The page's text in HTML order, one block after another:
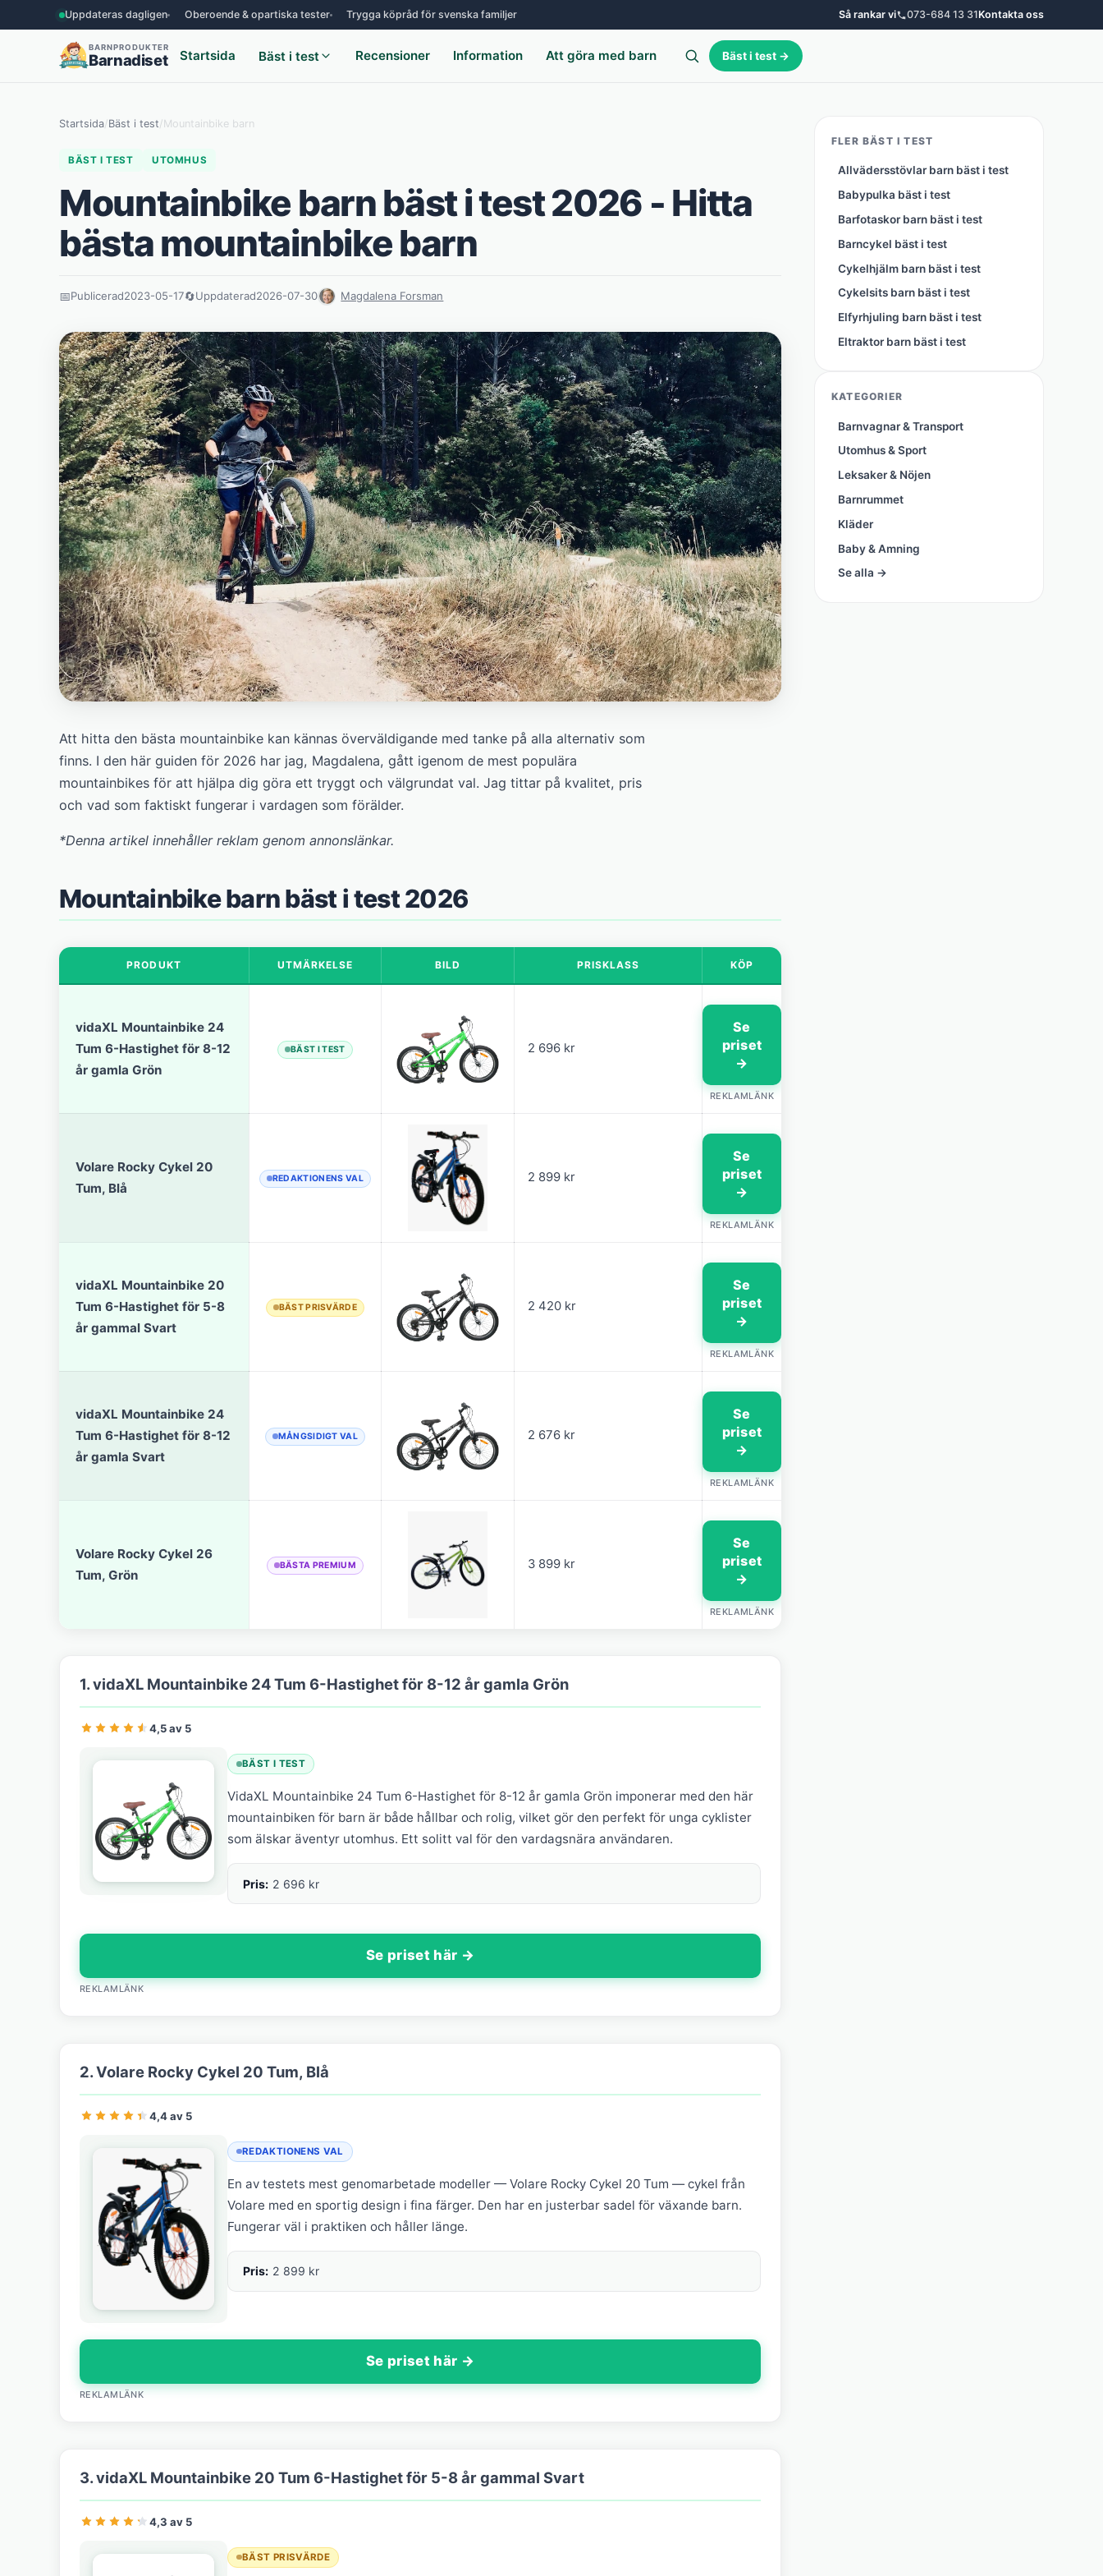
Uppdateras dagligen Oberoende & opartiska tester Trygga köpråd för svenska familjer Så rankar vi 073-684 13 31Kontakta oss
BARNPRODUKTER
Barnadiset Startsida Bäst i test Recensioner Information Att göra med barn Bäst i test →
Startsida/Bäst i test/ Mountainbike barn
BÄST I TEST UTOMHUS
Mountainbike barn bäst i test 2026 - Hitta
bästa mountainbike barn
📅Publicerad2023-05-17🔄Uppdaterad2026-07-30 Magdalena Forsman
Att hitta den bästa mountainbike kan kännas överväldigande med tanke på alla alternativ som
finns. I den här guiden för 2026 har jag, Magdalena, gått igenom de mest populära
mountainbikes för att hjälpa dig göra ett tryggt och välgrundat val. Jag tittar på kvalitet, pris
och vad som faktiskt fungerar i vardagen som förälder.
*Denna artikel innehåller reklam genom annonslänkar.
Mountainbike barn bäst i test 2026
PRODUKT UTMÄRKELSE BILD PRISKLASS KÖP
vidaXL Mountainbike 24
Tum 6-Hastighet för 8-12
år gamla Grön
BÄST I TEST 2 696 kr
Se
priset
→
REKLAMLÄNK
Volare Rocky Cykel 20
Tum, Blå
REDAKTIONENS VAL 2 899 kr
Se
priset
→
REKLAMLÄNK
vidaXL Mountainbike 20
Tum 6-Hastighet för 5-8
år gammal Svart
BÄST PRISVÄRDE 2 420 kr
Se
priset
→
REKLAMLÄNK
vidaXL Mountainbike 24
Tum 6-Hastighet för 8-12
år gamla Svart
MÅNGSIDIGT VAL 2 676 kr
Se
priset
→
REKLAMLÄNK
Volare Rocky Cykel 26
Tum, Grön
BÄSTA PREMIUM 3 899 kr
Se
priset
→
REKLAMLÄNK
1. vidaXL Mountainbike 24 Tum 6-Hastighet för 8-12 år gamla Grön
4,5 av 5
BÄST I TEST
VidaXL Mountainbike 24 Tum 6-Hastighet för 8-12 år gamla Grön imponerar med den här
mountainbiken för barn är både hållbar och rolig, vilket gör den perfekt för unga cyklister
som älskar äventyr utomhus. Ett solitt val för den vardagsnära användaren.
Pris: 2 696 kr
Se priset här →
REKLAMLÄNK
2. Volare Rocky Cykel 20 Tum, Blå
4,4 av 5
REDAKTIONENS VAL
En av testets mest genomarbetade modeller — Volare Rocky Cykel 20 Tum — cykel från
Volare med en sportig design i fina färger. Den har en justerbar sadel för växande barn.
Fungerar väl i praktiken och håller länge.
Pris: 2 899 kr
Se priset här →
REKLAMLÄNK
3. vidaXL Mountainbike 20 Tum 6-Hastighet för 5-8 år gammal Svart
4,3 av 5
BÄST PRISVÄRDE
FLER BÄST I TEST
Allvädersstövlar barn bäst i test
Babypulka bäst i test
Barfotaskor barn bäst i test
Barncykel bäst i test
Cykelhjälm barn bäst i test
Cykelsits barn bäst i test
Elfyrhjuling barn bäst i test
Eltraktor barn bäst i test
KATEGORIER
Barnvagnar & Transport
Utomhus & Sport
Leksaker & Nöjen
Barnrummet
Kläder
Baby & Amning
Se alla →